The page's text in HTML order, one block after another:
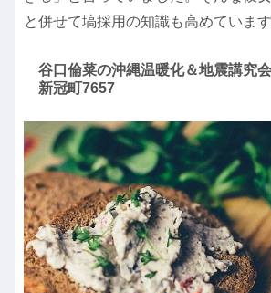
と併せて塙採用の知識も高めています
谷口倫菜の沖縄温暖化＆地震講究
新冠町7657